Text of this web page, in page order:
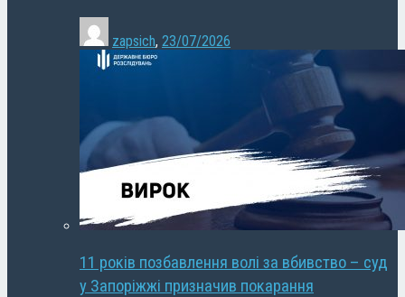
zapsich, 23/07/2026
11 років позбавлення волі за вбивство – суд
у Запоріжжі призначив покарання